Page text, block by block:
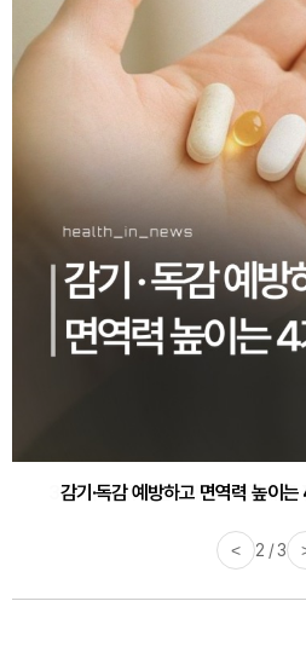
감기·독감 예방하고 면역력 높이
< 3 / 3